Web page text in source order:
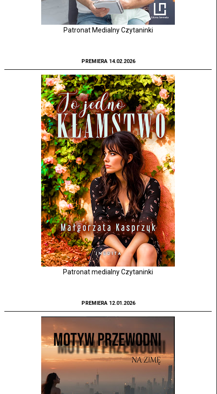
Patronat Medialny Czytaninki
PREMIERA 14.02.2026
Patronat medialny Czytaninki
PREMIERA 12.01.2026